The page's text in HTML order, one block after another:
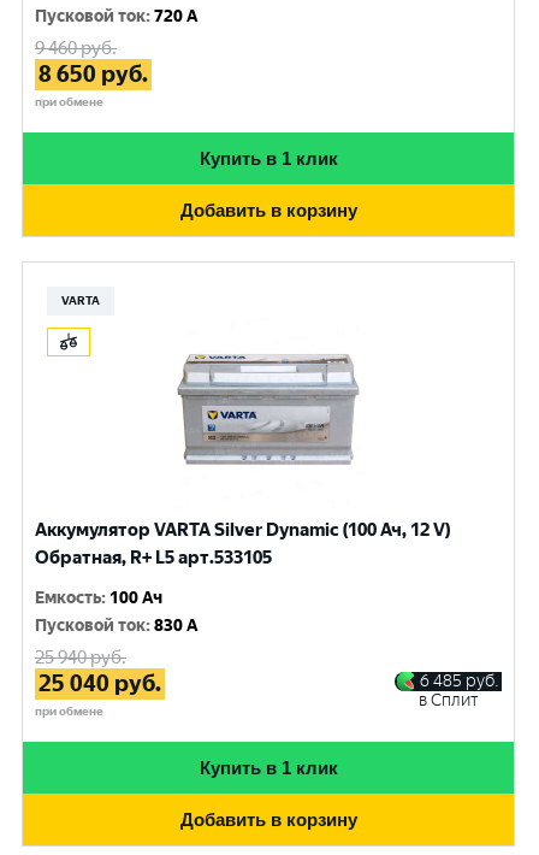
Пусковой ток:720 A
9 460руб.
8 650 руб.
при обмене
Купить в 1 клик
Добавить в корзину
VARTA
Аккумулятор VARTA Silver Dynamic (100 Ач, 12 V)
Обратная, R+ L5 арт.533105
Емкость: 100 Ач
Пусковой ток:830 A
25 940руб.
25 040 руб.
при обмене
6 485 руб.
в Сплит
Купить в 1 клик
Добавить в корзину